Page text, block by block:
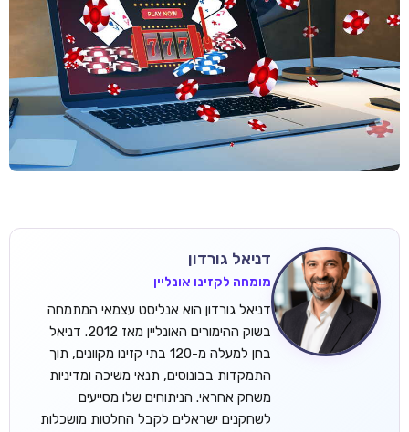
דניאל גורדון
מומחה לקזינו אונליין
דניאל גורדון הוא אנליסט עצמאי המתמחה
בשוק ההימורים האונליין מאז 2012. דניאל
בחן למעלה מ-120 בתי קזינו מקוונים, תוך
התמקדות בבונוסים, תנאי משיכה ומדיניות
משחק אחראי. הניתוחים שלו מסייעים
לשחקנים ישראלים לקבל החלטות מושכלות